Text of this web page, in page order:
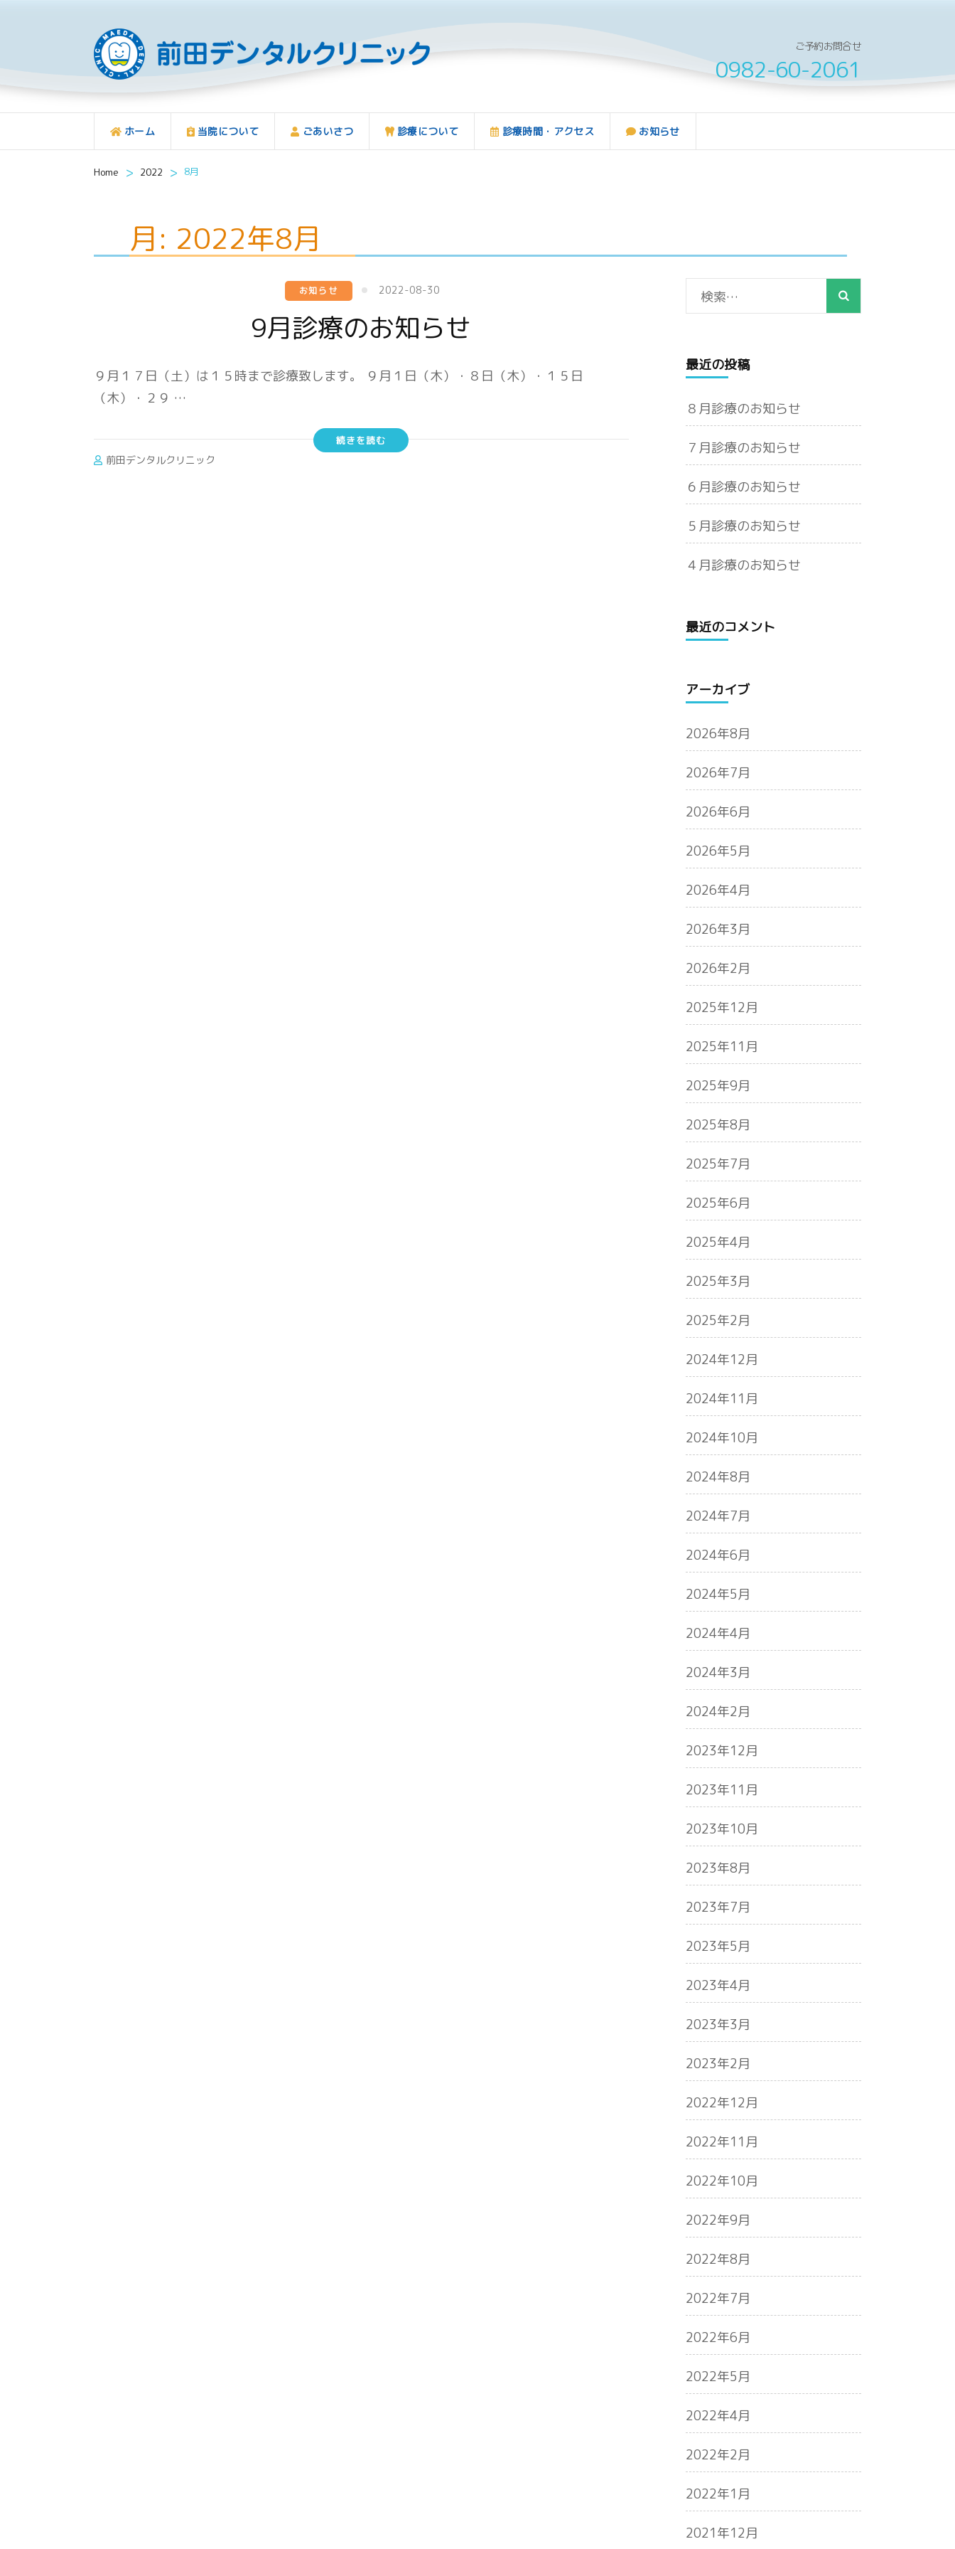
ご予約お問合せ
0982-60-2061
ホーム 当院について ごあいさつ 診療について 診療時間・アクセス お知らせ
Home > 2022 > 8月
月: 2022年8月
お知らせ 2022-08-30
9月診療のお知らせ
９月１７日（土）は１５時まで診療致します。 ９月１日（木）・８日（木）・１５日
（木）・２９ …
続きを読む
前田デンタルクリニック
検
索:
最近の投稿
８月診療のお知らせ
７月診療のお知らせ
６月診療のお知らせ
５月診療のお知らせ
４月診療のお知らせ
最近のコメント
アーカイブ
2026年8月
2026年7月
2026年6月
2026年5月
2026年4月
2026年3月
2026年2月
2025年12月
2025年11月
2025年9月
2025年8月
2025年7月
2025年6月
2025年4月
2025年3月
2025年2月
2024年12月
2024年11月
2024年10月
2024年8月
2024年7月
2024年6月
2024年5月
2024年4月
2024年3月
2024年2月
2023年12月
2023年11月
2023年10月
2023年8月
2023年7月
2023年5月
2023年4月
2023年3月
2023年2月
2022年12月
2022年11月
2022年10月
2022年9月
2022年8月
2022年7月
2022年6月
2022年5月
2022年4月
2022年2月
2022年1月
2021年12月